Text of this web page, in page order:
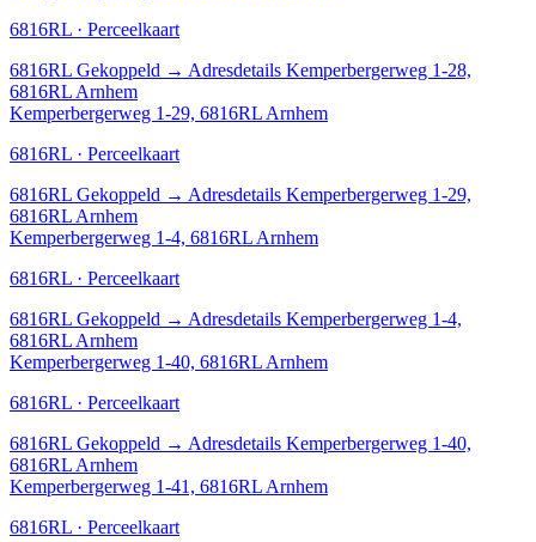
6816RL · Perceelkaart
6816RL Gekoppeld → Adresdetails Kemperbergerweg 1-28,
6816RL Arnhem
Kemperbergerweg 1-29, 6816RL Arnhem
6816RL · Perceelkaart
6816RL Gekoppeld → Adresdetails Kemperbergerweg 1-29,
6816RL Arnhem
Kemperbergerweg 1-4, 6816RL Arnhem
6816RL · Perceelkaart
6816RL Gekoppeld → Adresdetails Kemperbergerweg 1-4,
6816RL Arnhem
Kemperbergerweg 1-40, 6816RL Arnhem
6816RL · Perceelkaart
6816RL Gekoppeld → Adresdetails Kemperbergerweg 1-40,
6816RL Arnhem
Kemperbergerweg 1-41, 6816RL Arnhem
6816RL · Perceelkaart